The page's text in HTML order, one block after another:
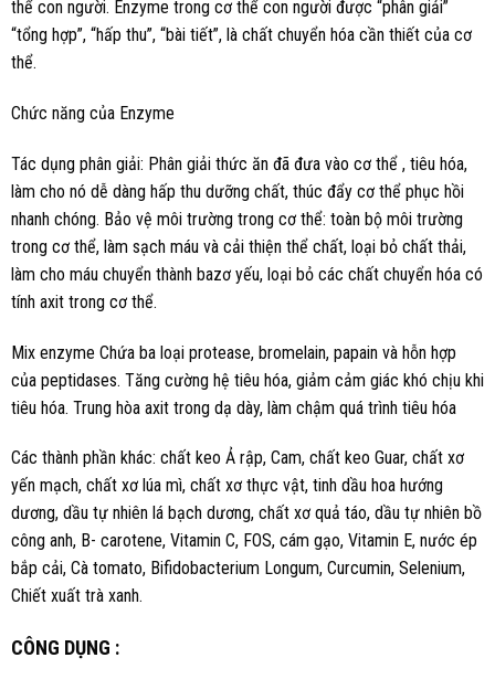
thể con người. Enzyme trong cơ thể con người được “phân giải”
“tổng hợp”, “hấp thu”, “bài tiết”, là chất chuyển hóa cần thiết của cơ
thể.
Chức năng của Enzyme
Tác dụng phân giải: Phân giải thức ăn đã đưa vào cơ thể , tiêu hóa,
làm cho nó dễ dàng hấp thu dưỡng chất, thúc đẩy cơ thể phục hồi
nhanh chóng. Bảo vệ môi trường trong cơ thể: toàn bộ môi trường
trong cơ thể, làm sạch máu và cải thiện thể chất, loại bỏ chất thải,
làm cho máu chuyển thành bazơ yếu, loại bỏ các chất chuyển hóa có
tính axit trong cơ thể.
Mix enzyme Chứa ba loại protease, bromelain, papain và hỗn hợp
của peptidases. Tăng cường hệ tiêu hóa, giảm cảm giác khó chịu khi
tiêu hóa. Trung hòa axit trong dạ dày, làm chậm quá trình tiêu hóa
Các thành phần khác: chất keo Ả rập, Cam, chất keo Guar, chất xơ
yến mạch, chất xơ lúa mì, chất xơ thực vật, tinh dầu hoa hướng
dương, dầu tự nhiên lá bạch dương, chất xơ quả táo, dầu tự nhiên bồ
công anh, B- carotene, Vitamin C, FOS, cám gạo, Vitamin E, nước ép
bắp cải, Cà tomato, Bifidobacterium Longum, Curcumin, Selenium,
Chiết xuất trà xanh.
CÔNG DỤNG :